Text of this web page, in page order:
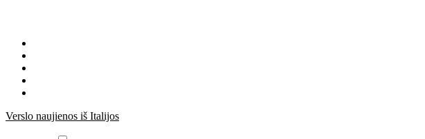
Verslo naujienos iš Italijos